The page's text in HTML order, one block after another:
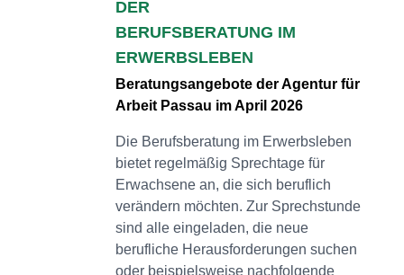
DER
BERUFSBERATUNG IM
ERWERBSLEBEN
Beratungsangebote der Agentur für
Arbeit Passau im April 2026
Die Berufsberatung im Erwerbsleben
bietet regelmäßig Sprechtage für
Erwachsene an, die sich beruflich
verändern möchten. Zur Sprechstunde
sind alle eingeladen, die neue
berufliche Herausforderungen suchen
oder beispielsweise nachfolgende